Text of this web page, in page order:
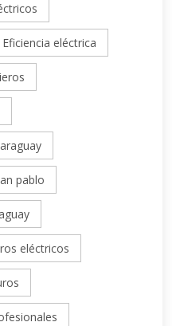
Eficiencia eléctrica
pablo
eléctricos